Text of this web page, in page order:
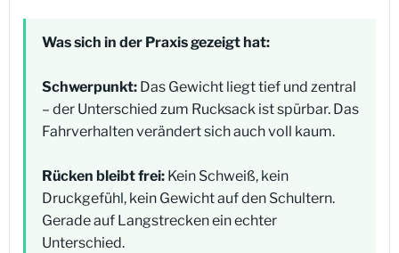
Was sich in der Praxis gezeigt hat:
Schwerpunkt: Das Gewicht liegt tief und zentral
– der Unterschied zum Rucksack ist spürbar. Das
Fahrverhalten verändert sich auch voll kaum.
Rücken bleibt frei: Kein Schweiß, kein
Druckgefühl, kein Gewicht auf den Schultern.
Gerade auf Langstrecken ein echter
Unterschied.